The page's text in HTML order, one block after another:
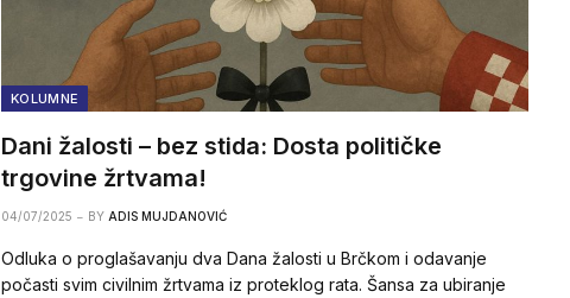
KOLUMNE
Dani žalosti – bez stida: Dosta političke
trgovine žrtvama!
04/07/2025 BY ADIS MUJDANOVIĆ
Odluka o proglašavanju dva Dana žalosti u Brčkom i odavanje
počasti svim civilnim žrtvama iz proteklog rata. Šansa za ubiranje